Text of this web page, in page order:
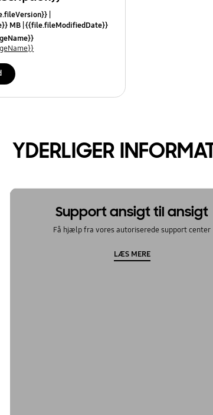
MB {{file.fileModifiedDate}}
YDERLIGER
Support ansigt til ansigt
Få hjælp fra vores autoriserede support center
LÆS MERE